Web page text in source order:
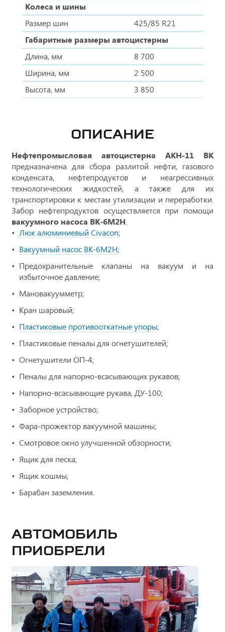
Колеса и шины
Размер шин
425/85 R21
Габаритные размеры автоцистерны
Длина, мм
8 700
Ширина, мм
2 500
Высота, мм
3 850
ОПИСАНИЕ
Нефтепромысловая автоцистерна АКН-11 ВК
предназначена для сбора разлитой нефти, газового
конденсата, нефтепродуктов и неагрессивных
технологических жидкостей, а также для их
транспортировки к местам утилизации и переработки.
Забор нефтепродуктов осуществляется при помощи
вакуумного насоса ВК-6М2Н
Люк алюминиевый Civacon;
Вакуумный насос ВК-6М2Н;
Предохранительные клапаны на вакуум и на
избыточное давление;
Мановакуумметр;
Кран шаровый;
Пластиковые противооткатные упоры;
Пластиковые пеналы для огнетушителей;
Огнетушители ОП-4;
Пеналы для напорно-всасывающих рукавов;
Напорно-всасывающие рукава, ДУ-100;
Заборное устройство;
Фара-прожектор вакуумной машины;
Смотровое окно улучшенной обзорности;
Ящик для песка;
Ящик кошмы;
Барабан заземления.
Автомобиль
приобрели